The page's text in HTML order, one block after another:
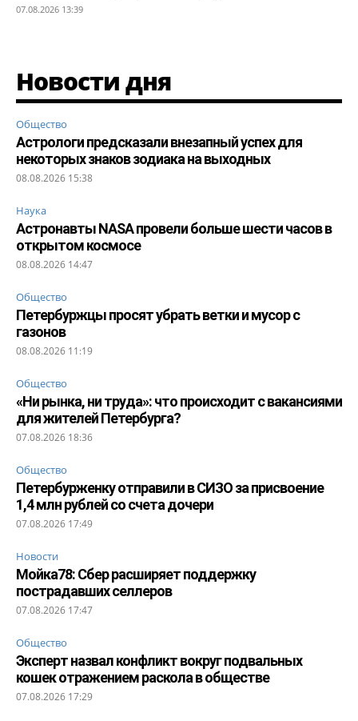
07.08.2026 13:39
Новости дня
Общество
Астрологи предсказали внезапный успех для
некоторых знаков зодиака на выходных
08.08.2026 15:38
Наука
Астронавты NASA провели больше шести часов в
открытом космосе
08.08.2026 14:47
Общество
Петербуржцы просят убрать ветки и мусор с
газонов
08.08.2026 11:19
Общество
«Ни рынка, ни труда»: что происходит с вакансиями
для жителей Петербурга?
07.08.2026 18:36
Общество
Петербурженку отправили в СИЗО за присвоение
1,4 млн рублей со счета дочери
07.08.2026 17:49
Новости
Мойка78: Сбер расширяет поддержку
пострадавших селлеров
07.08.2026 17:47
Общество
Эксперт назвал конфликт вокруг подвальных
кошек отражением раскола в обществе
07.08.2026 17:29